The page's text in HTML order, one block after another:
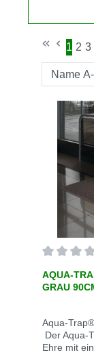
Seite
1 2 3
AQUA-
Aqua-
Der Aqua-
Ehre mit